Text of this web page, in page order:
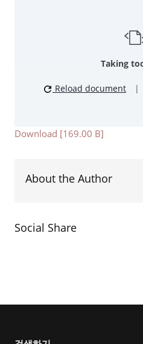
Taking
Reload document |
Download [169.00 B]
About the Author
Social Share